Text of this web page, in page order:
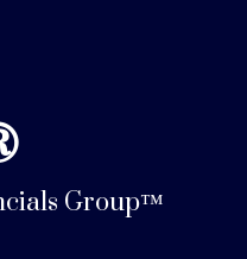
Group™